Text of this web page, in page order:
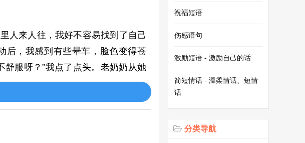
人来人往，我好不容易找到了自己
后，我感到有些晕车，脸色变得苍
服呀？”我点了点头。老奶奶从她
舒服些的。”我接过姜片，含在嘴
车上，老奶奶的关怀就像一束温暖
祝福短语
伤感语句
激励短语 - 激励自己的话
简短情话 - 温柔情话、短情
话
分类导航